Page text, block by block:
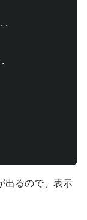
出るので、表示